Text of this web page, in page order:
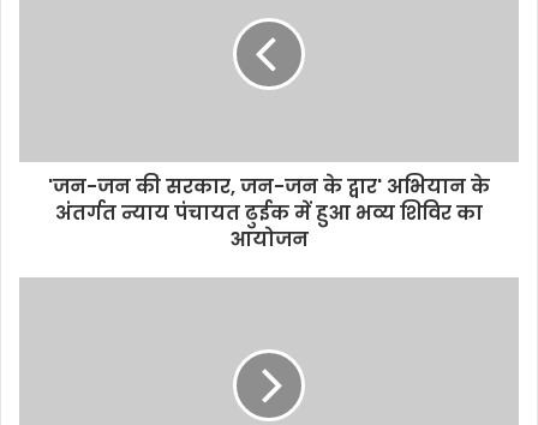
'जन-जन की सरकार, जन-जन के द्वार' अभियान के
अंतर्गत न्याय पंचायत ढुईक में हुआ भव्य शिविर का
आयोजन